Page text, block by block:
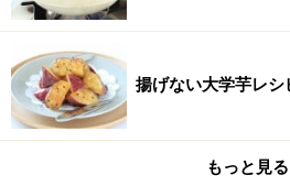
揚げない大学芋レ
もっと見る